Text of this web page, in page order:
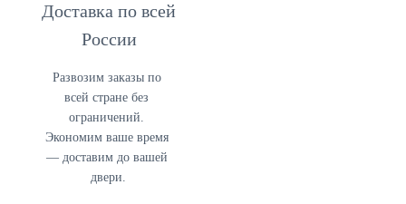
Доставка по всей
России
Развозим заказы по
всей стране без
ограничений.
Экономим ваше время
— доставим до вашей
двери.